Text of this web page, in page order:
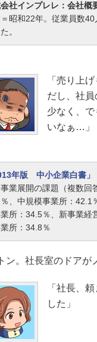
社インプレレ：会社概
昭和22年。従業員数
。
「売り上
だし、社
少なく、
いなぁ…」
年版 中小企業白書」
事業展開の課題（複数
、中規模事業所：42.1
所：34.5％、新事業経
所：34.8％
ン。社長室のドアが
「社長、
した」